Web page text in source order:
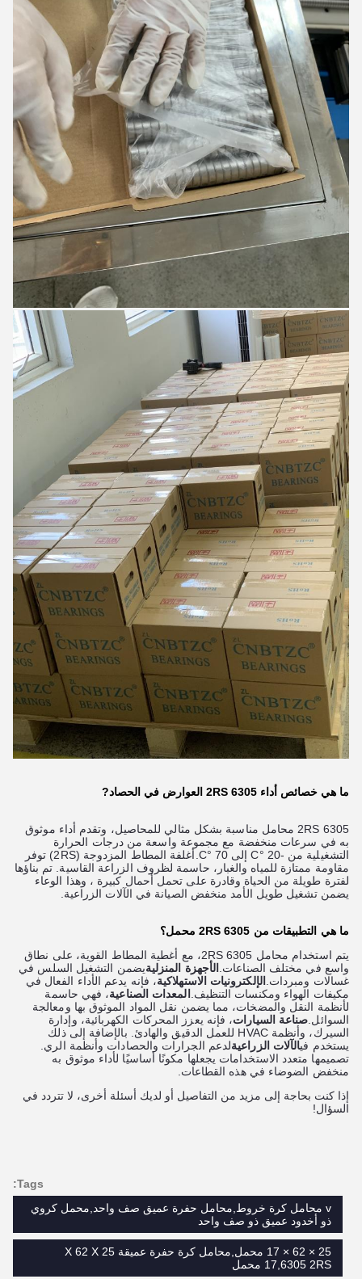
ما هي خصائص أداء 6305 2RS العوارض في الحصاد ?
6305 2RS محامل مناسبة بشكل مثالي للمحاصيل، وتقدم أداء موثوق
به في سرعات منخفضة مع مجموعة واسعة من درجات الحرارة
التشغيلية من -20 °C إلى 70 °C.أغلفة المطاط المزدوجة (2RS) توفر
مقاومة ممتازة للمياه والغبار، حاسمة لظروف الزراعة القاسية. تم بناؤها
لفترة طويلة من الحياة وقادرة على تحمل أحمال كبيرة ، وهذا الوعاء
يضمن تشغيل طويل الأمد منخفض الصيانة في الآلات الزراعية.
ما هي التطبيقات من 6305 2RS محمل؟
يتم استخدام محامل 6305 2RS، مع أغطية المطاط القوية، على نطاق
واسع في مختلف الصناعات. الأجهزة المنزليةيضمن التشغيل السلس في
غسالات ومبردات. الإلكترونيات الاستهلاكية، فإنه يدعم الأداء الفعال في
مكيفات الهواء ومكنسات التنظيف. المعدات الصناعية، فهي حاسمة
لأنظمة النقل والمضخات، مما يضمن نقل المواد الموثوق بها ومعالجة
السوائل. صناعة السيارات، فإنه يعزز المحركات الكهربائية، وإدارة
السيرك، وأنظمة HVAC للعمل الدقيق والهادئ. بالإضافة إلى ذلك
يستخدم فيالآلات الزراعيةلدعم الجرارات والحصادات وأنظمة الري.
تصميمها متعدد الاستخدامات يجعلها مكونًا أساسيًا لأداء موثوق به
منخفض الضوضاء في هذه القطاعات.
إذا كنت بحاجة إلى مزيد من التفاصيل أو لديك أسئلة أخرى، لا تتردد في
السؤال!
Tags:
v محامل كرة خروط,محامل حفرة عميق صف واحد,محمل كروي
ذو أخدود عميق ذو صف واحد
25 × 62 × 17 محمل,محامل كرة حفرة عميقة 25 X 62 X
17,6305 2RS محمل